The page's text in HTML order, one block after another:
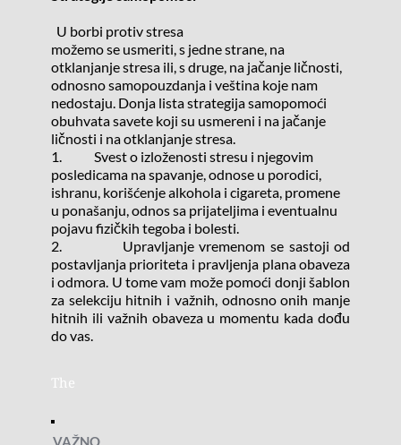
  U borbi protiv stresa
možemo se usmeriti, s jedne strane, na
otklanjanje stresa ili, s druge, na jačanje ličnosti,
odnosno samopouzdanja i veština koje nam
nedostaju. Donja lista strategija samopomoći
obuhvata savete koji su usmereni i na jačanje
ličnosti i na otklanjanje stresa.
1.            Svest o izloženosti stresu i njegovim
posledicama na spavanje, odnose u porodici,
ishranu, korišćenje alkohola i cigareta, promene
u ponašanju, odnos sa prijateljima i eventualnu
pojavu fizičkih tegoba i bolesti.
2.            Upravljanje vremenom se sastoji od
postavljanja prioriteta i pravljenja plana obaveza
i odmora. U tome vam može pomoći donji šablon
za selekciju hitnih i važnih, odnosno onih manje
hitnih ili važnih obaveza u momentu kada dođu
do vas.
The
VAŽNO